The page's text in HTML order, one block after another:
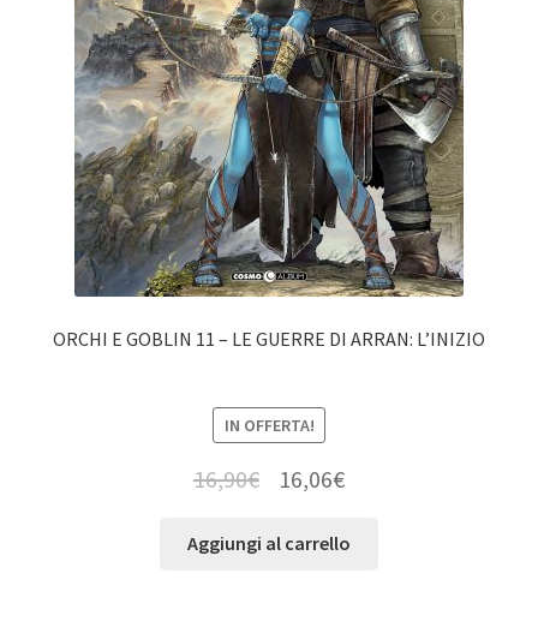
ORCHI E GOBLIN 11 – LE GUERRE DI ARRAN: L’INIZIO
IN OFFERTA!
16,90€ 16,06€
Aggiungi al carrello